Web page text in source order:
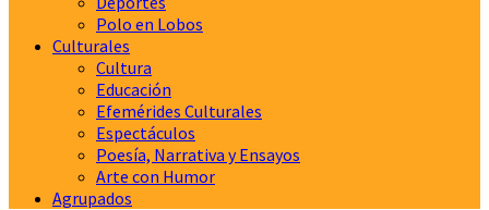
Polo en Lobos
Culturales
Cultura
Educación
Efemérides Culturales
Espectáculos
Poesía, Narrativa y Ensayos
Arte con Humor
Agrupados